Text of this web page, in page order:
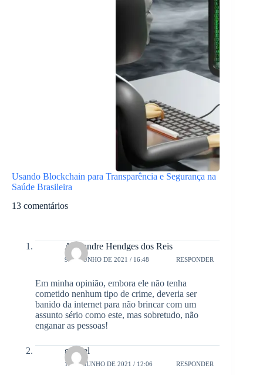
Usando Blockchain para Transparência e Segurança na
Saúde Brasileira
13 comentários
Alexandre Hendges dos Reis
9 DE JUNHO DE 2021 / 16:48 RESPONDER
Em minha opinião, embora ele não tenha
cometido nenhum tipo de crime, deveria ser
banido da internet para não brincar com um
assunto sério como este, mas sobretudo, não
enganar as pessoas!
gabriel
14 DE JUNHO DE 2021 / 12:06 RESPONDER